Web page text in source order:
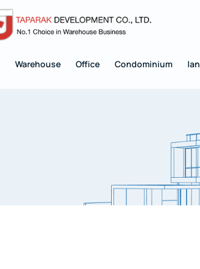
Warehouse Office Condominium